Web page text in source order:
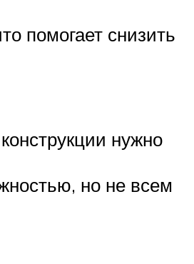
помогает снизить
нужно
но не всем